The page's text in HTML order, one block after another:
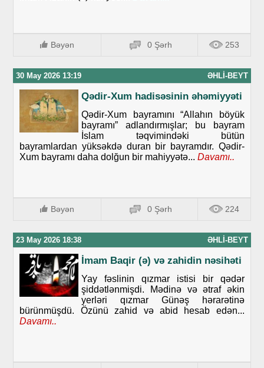
Bəyən 0 Şərh 253
30 May 2026 13:19 ƏHLI-BEYT
Qədir-Xum hadisəsinin əhəmiyyəti
Qədir-Xum bayramını “Allahın böyük
bayramı” adlandırmışlar; bu bayram
İslam təqvimindəki bütün
bayramlardan yüksəkdə duran bir bayramdır. Qədir-
Xum bayramı daha dolğun bir mahiyyətə... Davamı..
Bəyən 0 Şərh 224
23 May 2026 18:38 ƏHLI-BEYT
İmam Baqir (ə) və zahidin nəsihəti
Yay fəslinin qızmar istisi bir qədər
şiddətlənmişdi. Mədinə və ətraf əkin
yerləri qızmar Günəş hərarətinə
bürünmüşdü. Özünü zahid və abid hesab edən...
Davamı..